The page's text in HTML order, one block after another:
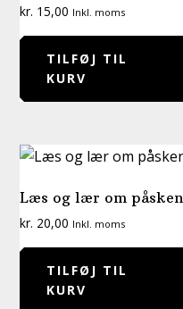
kr. 15,00 Inkl. moms
TILFØJ TIL
KURV
Læs og lær om påsken
kr. 20,00 Inkl. moms
TILFØJ TIL
KURV